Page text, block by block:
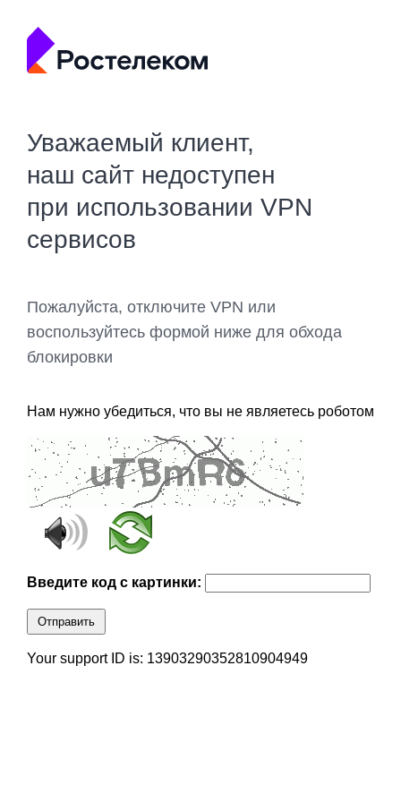
Уважаемый клиент,
наш сайт недоступен
при использовании VPN
сервисов
Пожалуйста, отключите VPN или
воспользуйтесь формой ниже для обхода
блокировки
Нам нужно убедиться, что вы не являетесь роботом
Введите код с картинки:
Отправить
Your support ID is: 13903290352810904949